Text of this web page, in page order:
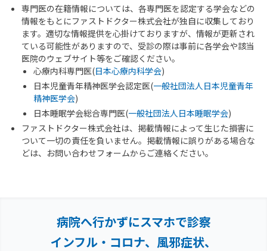
専門医の在籍情報については、各専門医を認定する学会などの
情報をもとにファストドクター株式会社が独自に収集しており
ます。適切な情報提供を心掛けておりますが、情報が更新され
ている可能性がありますので、受診の際は事前に各学会や該当
医院のウェブサイト等をご確認ください。
心療内科専門医(日本心療内科学会)
日本児童青年精神医学会認定医(一般社団法人日本児童青年
精神医学会)
日本睡眠学会総合専門医(一般社団法人日本睡眠学会)
ファストドクター株式会社は、掲載情報によって生じた損害に
ついて一切の責任を負いません。掲載情報に誤りがある場合な
どは、お問い合わせフォームからご連絡ください。
病院へ行かずにスマホで診察
インフル・コロナ、風邪症状、